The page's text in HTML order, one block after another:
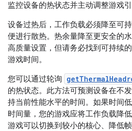
监控设备的热状态并主动调整游戏引
设备过热后，工作负载必须降至可
便进行散热。热余量降至更安全的
高质量设置，但请务必找到可持续
游戏时间。
您可以通过轮询
的热状态。此方法可预测设备在不
持当前性能水平的时间。如果时间
时间量，您的游戏应将工作负载降
游戏可以切换到较小的核心、降低